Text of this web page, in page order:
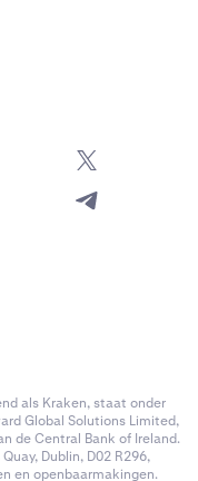
als Kraken, staat onder
Global Solutions Limited,
de Central Bank of Ireland.
Dublin, D02 R296,
en openbaarmakingen.